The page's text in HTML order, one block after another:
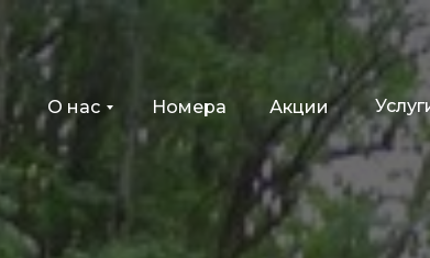
Акции
Номера
О нас